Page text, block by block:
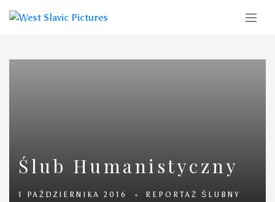
Ślub Humanistyczny
1 PAŹDZIERNIKA 2016 REPORTAŻ ŚLUBNY